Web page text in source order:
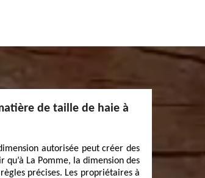
de taille de haie à
autorisée peut créer des
qu’à La Pomme, la dimension des
précises. Les propriétaires à